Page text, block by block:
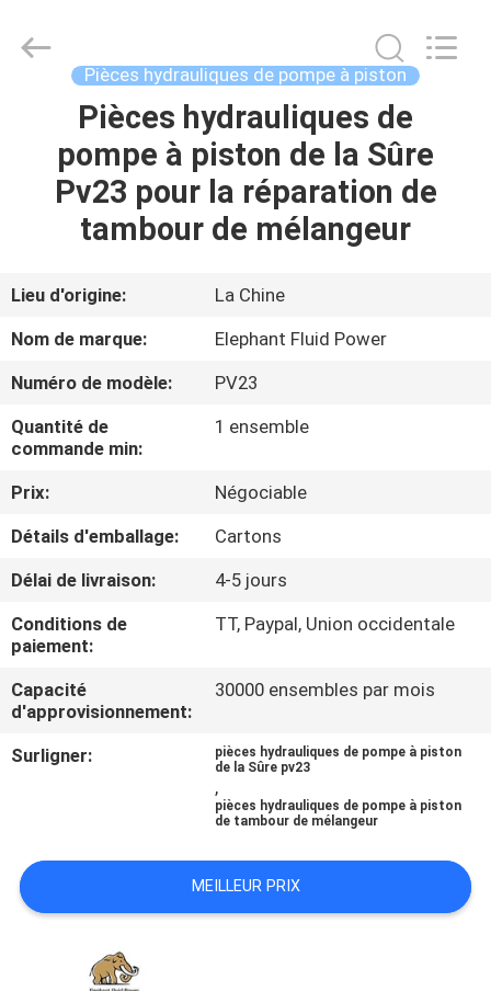
MAISON
PRODUITS
SUJET
DE
NOUS
VISITE
D'USINE
CONTRÔLE
DE
QUALITÉ
CONTACTEZ-
NOUS
CAS
Elephant
Fluid
Pièces hydrauliques de pompe à piston
Pièces hydrauliques de
pompe à piston de la Sûre
Pv23 pour la réparation de
tambour de mélangeur
Lieu d'origine:
La Chine
Nom de marque:
Elephant Fluid Power
Numéro de modèle:
PV23
Quantité de
commande min:
1 ensemble
Prix:
Négociable
Détails d'emballage:
Cartons
Délai de livraison:
4-5 jours
Conditions de
paiement:
TT, Paypal, Union occidentale
Capacité
d'approvisionnement:
30000 ensembles par mois
Surligner:
pièces hydrauliques de pompe à piston
de la Sûre pv23
,
pièces hydrauliques de pompe à piston
de tambour de mélangeur
MEILLEUR PRIX